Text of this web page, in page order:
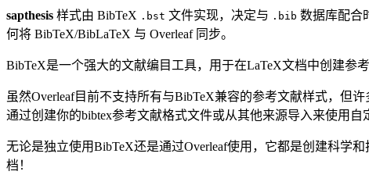
sapthesis 样式由 BibTeX .bst 文件实现，决定与 .bib 数据库配合
何将 BibTeX/BibLaTeX 与 Overleaf 同步。
BibTeX是一个强大的文献编目工具，用于在LaTeX文档中创建参
虽然Overleaf目前不支持所有与BibTeX兼容的参考文献样式，但
通过创建你的bibtex参考文献格式文件或从其他来源导入来使用自
无论是独立使用BibTeX还是通过Overleaf使用，它都是创建科学
档！